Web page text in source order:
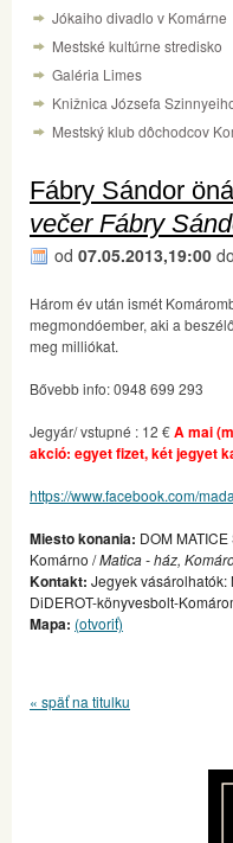
Jókaiho divadlo v Komárne
Mestské kultúrne stredisko
Galéria Limes
Knižnica Józsefa
Mestský klub dôchodcov
Fábry Sándor
večer Fábry
od 07.05.2013,19:00 do
Három év után ismét
megmondóember, aki a
meg milliókat.
Bővebb info: 0948 699 293
Jegyár/ vstupné : 12 €A mai
akció: egyet fizet, két jegyet
https://www.facebook.com/
Miesto konania: DOM
Komárno /Matica - ház,
Kontakt: Jegyek
DiDEROT-könyvesbolt-
Mapa: (otvoriť)
« späť na titulku